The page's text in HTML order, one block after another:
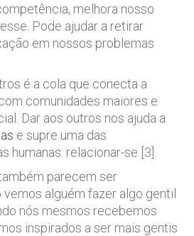
melhora nosso
Pode ajudar a retirar
em nossos problemas
é a cola que conecta a
comunidades maiores e
Dar aos outros nos ajuda a
e supre uma das
humanas: relacionar-se [3].
parecem ser
vemos alguém fazer algo gentil
nós mesmos recebemos
inspirados a ser mais gentis